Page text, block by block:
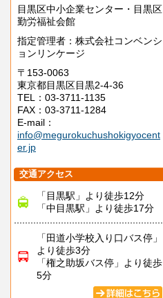
目黒区中小企業センター・目黒区
勤労福祉会館
指定管理者：株式会社コンベンシ
ョンリンケージ
〒153-0063
東京都目黒区目黒2-4-36
TEL：03-3711-1135
FAX：03-3711-1284
E-mail：
info@megurokuchushokigyocent
er.jp
交通アクセス
「目黒駅」より徒歩12分
「中目黒駅」より徒歩17分
「田道小学校入り口バス停」
より徒歩3分
「権之助坂バス停」より徒歩
5分